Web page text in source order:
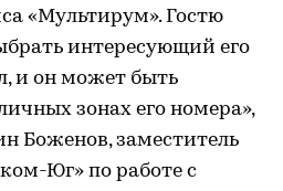
«Мультирум». Гостю
интересующий его
и он может быть
зонах его номера»,
Боженов, заместитель
Юг» по работе с